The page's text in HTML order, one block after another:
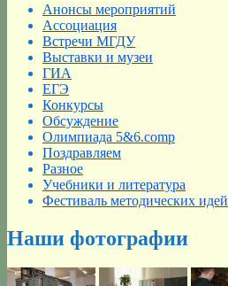
Анонсы мероприятий
Ассоциация
Встречи МГДУ
Выставки и музеи
ГИА
ЕГЭ
Конкурсы
Обсуждение
Олимпиада 5&6.comp
Поздравляем
Разное
Учебники и литература
Фестиваль методических идей
Наши фотографии